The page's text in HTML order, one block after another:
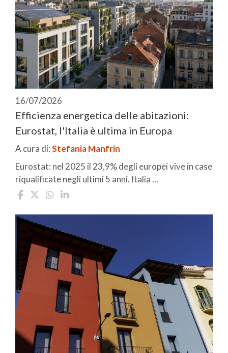
16/07/2026
Efficienza energetica delle abitazioni:
Eurostat, l'Italia è ultima in Europa
A cura di:Stefania Manfrin
Eurostat: nel 2025 il 23,9% degli europei vive in case
riqualificate negli ultimi 5 anni. Italia ...